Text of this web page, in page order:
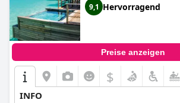
9,1 Hervorragend
Preise anzeigen
$
INFO